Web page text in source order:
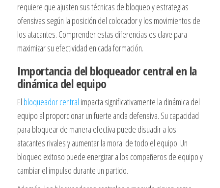
requiere que ajusten sus técnicas de bloqueo y estrategias
ofensivas según la posición del colocador y los movimientos de
los atacantes. Comprender estas diferencias es clave para
maximizar su efectividad en cada formación.
Importancia del bloqueador central en la
dinámica del equipo
El bloqueador central impacta significativamente la dinámica del
equipo al proporcionar un fuerte ancla defensiva. Su capacidad
para bloquear de manera efectiva puede disuadir a los
atacantes rivales y aumentar la moral de todo el equipo. Un
bloqueo exitoso puede energizar a los compañeros de equipo y
cambiar el impulso durante un partido.